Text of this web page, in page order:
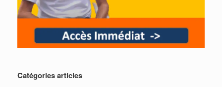
Catégories articles